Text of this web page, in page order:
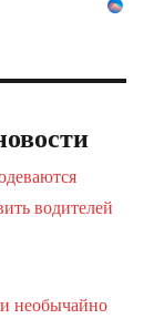
водителей
необычайно